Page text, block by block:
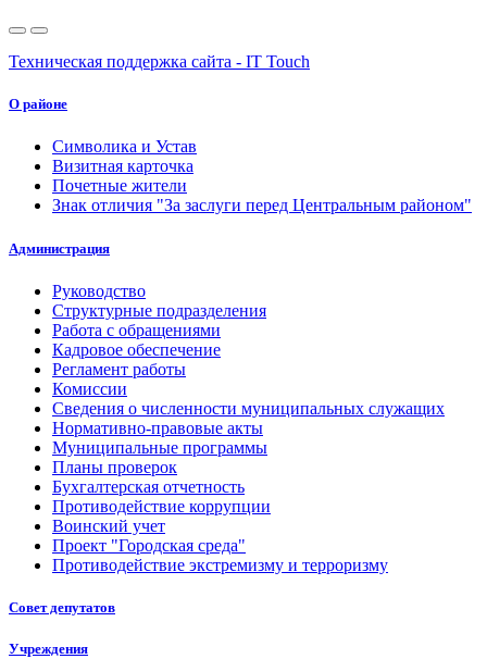
Техническая поддержка сайта - IT Touch
О районе
Символика и Устав
Визитная карточка
Почетные жители
Знак отличия "За заслуги перед Центральным районом"
Администрация
Руководство
Структурные подразделения
Работа с обращениями
Кадровое обеспечение
Регламент работы
Комиссии
Сведения о численности муниципальных служащих
Нормативно-правовые акты
Муниципальные программы
Планы проверок
Бухгалтерская отчетность
Противодействие коррупции
Воинский учет
Проект "Городская среда"
Противодействие экстремизму и терроризму
Совет депутатов
Учреждения